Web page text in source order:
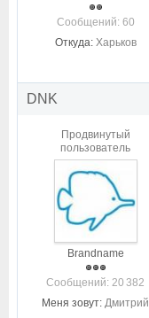
Cообщений: 60
Откуда: Харьков
DNK
Продвинутый
пользователь
Brandname
Cообщений: 20 382
Меня зовут: Дмитрий